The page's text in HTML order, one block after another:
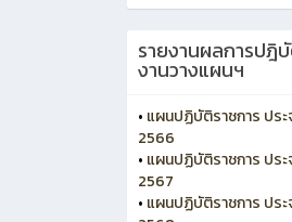
รายงานผลการปฎิ
งานวางแผนฯ
• แผนปฏิบัติราชการ ปร
2566
• แผนปฏิบัติราชการ ปร
2567
• แผนปฏิบัติราชการ ปร